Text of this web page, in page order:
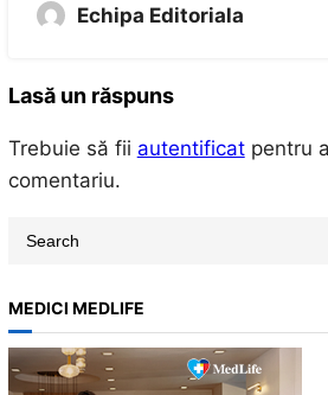
Echipa Editoriala
Lasă un răspuns
Trebuie să fii autentificatpentru
comentariu.
r
c
MEDICI MEDLIFE